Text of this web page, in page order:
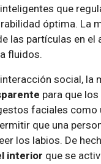
que
óptima. La
las partículas en el
fluidos.
social, la
para que
faciales como
que una
los labios. De
interior que se